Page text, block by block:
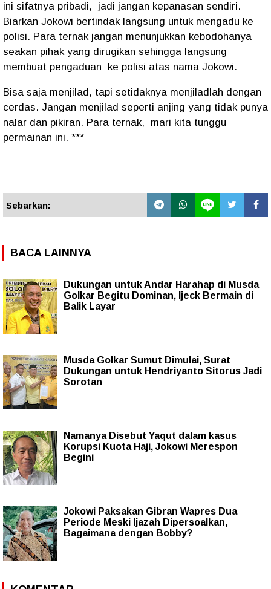
ini sifatnya pribadi,
jadi jangan kepanasan sendiri.
Biarkan Jokowi bertindak langsung untuk mengadu ke
polisi. Para ternak jangan menunjukkan kebodohanya
seakan pihak yang dirugikan sehingga langsung
membuat pengaduan
ke polisi atas nama Jokowi.
Bisa saja menjilad, tapi setidaknya menjiladlah dengan
cerdas. Jangan menjilad seperti anjing yang tidak punya
nalar dan pikiran. Para ternak,
mari kita tunggu
permainan ini. ***
Sebarkan:
BACA LAINNYA
Dukungan untuk Andar Harahap di Musda
Golkar Begitu Dominan, Ijeck Bermain di
Balik Layar
Musda Golkar Sumut Dimulai, Surat
Dukungan untuk Hendriyanto Sitorus Jadi
Sorotan
Namanya Disebut Yaqut dalam kasus
Korupsi Kuota Haji, Jokowi Merespon
Begini
Jokowi Paksakan Gibran Wapres Dua
Periode Meski Ijazah Dipersoalkan,
Bagaimana dengan Bobby?